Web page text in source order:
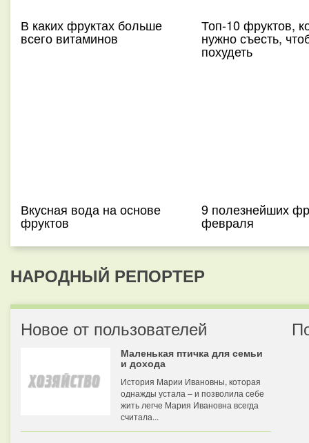
В каких фруктах больше
всего витаминов
Топ-10 фруктов,
нужно съесть,
похудеть
Вкусная вода на основе
фруктов
9 полезнейших
февраля
НАРОДНЫЙ РЕПОРТЕР
Новое от пользователей
Маленькая птичка для семьи
и дохода
История Марии Ивановны, которая
однажды устала – и позволила себе
жить легче Мария Ивановна всегда
считала...